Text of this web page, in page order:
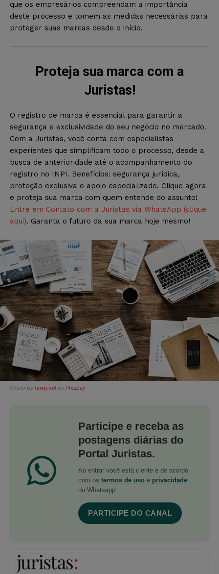
que os empresários compreendam a importância
deste processo e tomem as medidas necessárias para
proteger suas marcas desde o início.
Proteja sua marca com a
Juristas!
O registro de marca é essencial para garantir a
segurança e exclusividade do seu negócio no mercado.
Com a Juristas, você conta com especialistas
experientes que simplificam todo o processo, desde a
busca de anterioridade até o acompanhamento do
registro no INPI. Benefícios: segurança jurídica,
proteção exclusiva e apoio especializado. Clique agora
e proteja sua marca com quem entende do assunto!
Entre em Contato com a Juristas via WhatsApp (clique
aqui). Garanta o futuro da sua marca hoje mesmo!
Photo by rawpixel on Pixabay
Participe e receba as
postagens diárias do
Portal Juristas.
Ao entrar você está ciente e de acordo
com os termos de uso e privacidade
do Whatsapp.
PARTICIPE DO CANAL